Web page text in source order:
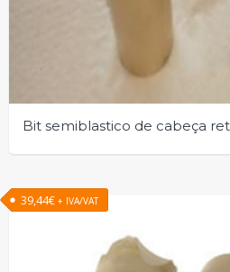
Bit semiblastico de cabeça
39,44€ + IVA/VAT